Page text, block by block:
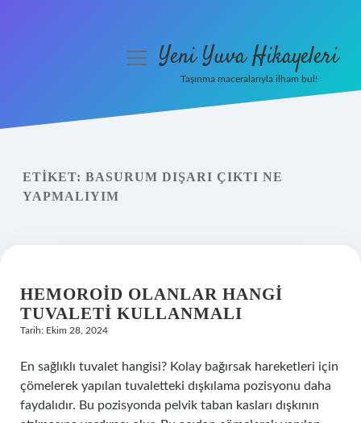
Yasal Uyarı
menüyüYeni Yuva Hikayeleri
Taşınma maceralarıyla ilham bul!
ETIKET: BASURUM DIŞARI ÇIKTI NE
YAPMALIYIM
HEMOROID OLANLAR HANGI
TUVALETI KULLANMALI
Tarih: Ekim 28, 2024
En sağlıklı tuvalet hangisi? Kolay bağırsak hareketleri için
çömelerek yapılan tuvaletteki dışkılama pozisyonu daha
faydalıdır. Bu pozisyonda pelvik taban kasları dışkının